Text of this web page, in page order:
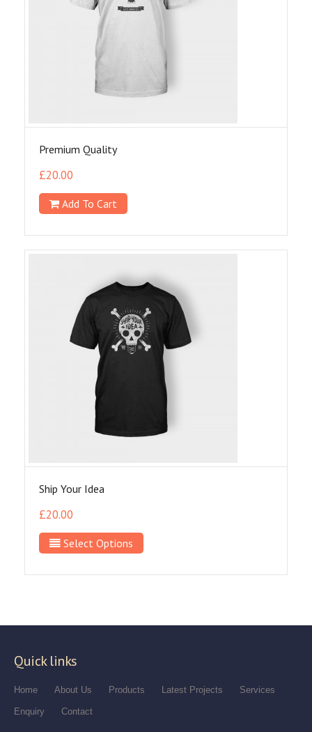
Premium Quality
£20.00
Add To Cart
Ship Your Idea
£20.00
Select Options
Quick links
Home About Us Products Latest Projects Services
Enquiry Contact